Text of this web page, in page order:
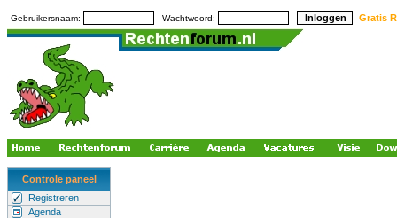
Gebruikersnaam: Wachtwoord: Gratis
Controle paneel
Registreren
Agenda